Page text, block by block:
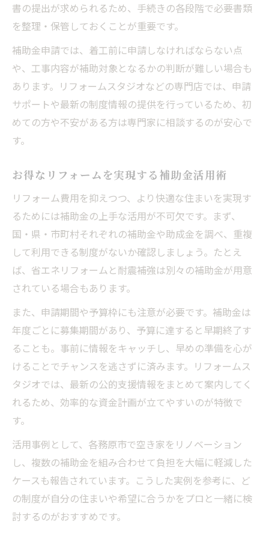
書の提出が求められるため、手続きの各段階で必要書類
を整理・保管しておくことが重要です。
補助金申請では、着工前に申請しなければならない点
や、工事内容が補助対象となるかの判断が難しい場合も
あります。リフォームスタジオなどの専門店では、申請
サポートや最新の制度情報の提供を行っているため、初
めての方や不安がある方は専門家に相談するのが安心で
す。
お得なリフォームを実現する補助金活用術
リフォーム費用を抑えつつ、より快適な住まいを実現す
るためには補助金の上手な活用が不可欠です。まず、
国・県・市町村それぞれの補助金や助成金を調べ、重複
して利用できる制度がないか確認しましょう。たとえ
ば、省エネリフォームと耐震補強は別々の補助金が用意
されている場合もあります。
また、申請期間や予算枠にも注意が必要です。補助金は
年度ごとに募集期間があり、予算に達すると早期終了す
ることも。事前に情報をキャッチし、早めの準備を心が
けることでチャンスを逃さずに済みます。リフォームス
タジオでは、最新の公的支援情報をまとめて案内してく
れるため、効率的な資金計画が立てやすいのが特徴で
す。
活用事例として、各務原市で空き家をリノベーション
し、複数の補助金を組み合わせて負担を大幅に軽減した
ケースも報告されています。こうした実例を参考に、ど
の制度が自分の住まいや希望に合うかをプロと一緒に検
討するのがおすすめです。